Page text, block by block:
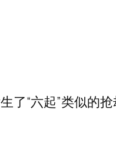
了“六起”类似的